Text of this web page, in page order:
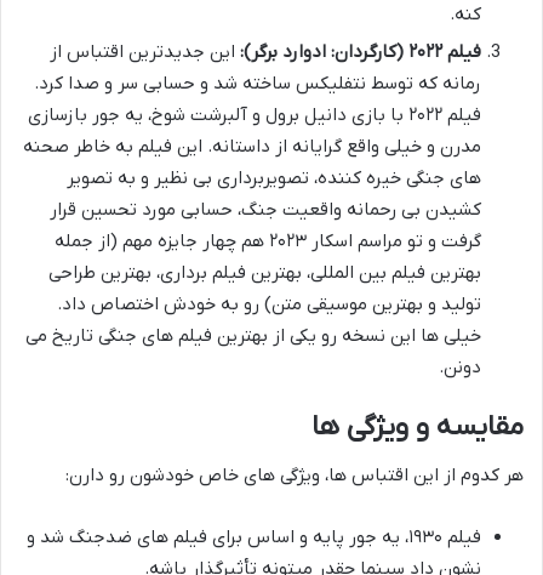
کنه.
فیلم ۲۰۲۲ (کارگردان: ادوارد برگر):
این جدیدترین اقتباس از
رمانه که توسط نتفلیکس ساخته شد و حسابی سر و صدا کرد.
فیلم ۲۰۲۲ با بازی دانیل برول و آلبرشت شوخ، یه جور بازسازی
مدرن و خیلی واقع گرایانه از داستانه. این فیلم به خاطر صحنه
های جنگی خیره کننده، تصویربرداری بی نظیر و به تصویر
کشیدن بی رحمانه واقعیت جنگ، حسابی مورد تحسین قرار
گرفت و تو مراسم اسکار ۲۰۲۳ هم چهار جایزه مهم (از جمله
بهترین فیلم بین المللی، بهترین فیلم برداری، بهترین طراحی
تولید و بهترین موسیقی متن) رو به خودش اختصاص داد.
خیلی ها این نسخه رو یکی از بهترین فیلم های جنگی تاریخ می
دونن.
مقایسه و ویژگی ها
هر کدوم از این اقتباس ها، ویژگی های خاص خودشون رو دارن:
فیلم ۱۹۳۰، یه جور پایه و اساس برای فیلم های ضدجنگ شد و
نشون داد سینما چقدر میتونه تأثیرگذار باشه.